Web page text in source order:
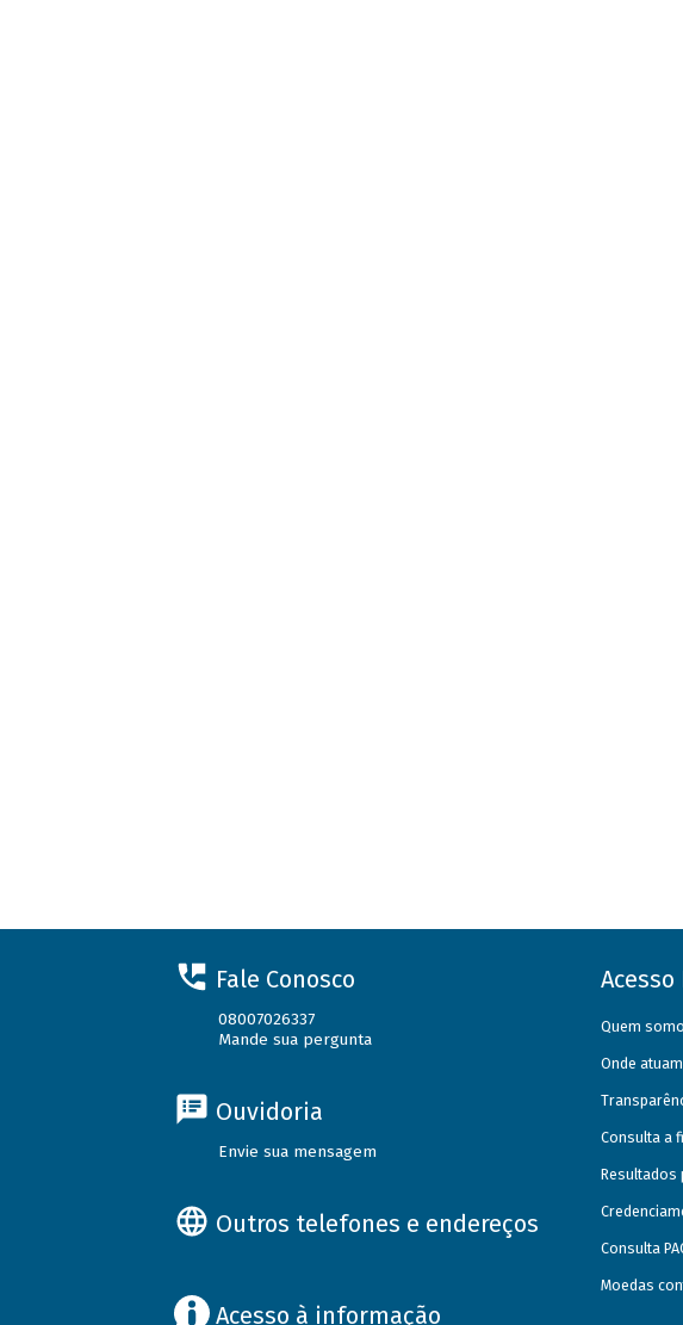
Fale Conosco
08007026337
Mande sua pergunta
Ouvidoria
Envie sua mensagem
Outros telefones e endereços
Acesso à informação
Acesso
Quem
Onde
Consulta a
Resultados
Consulta
Moedas